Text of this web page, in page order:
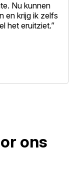
Nu kunnen
en krijg ik zelfs
het eruitziet.”
ons